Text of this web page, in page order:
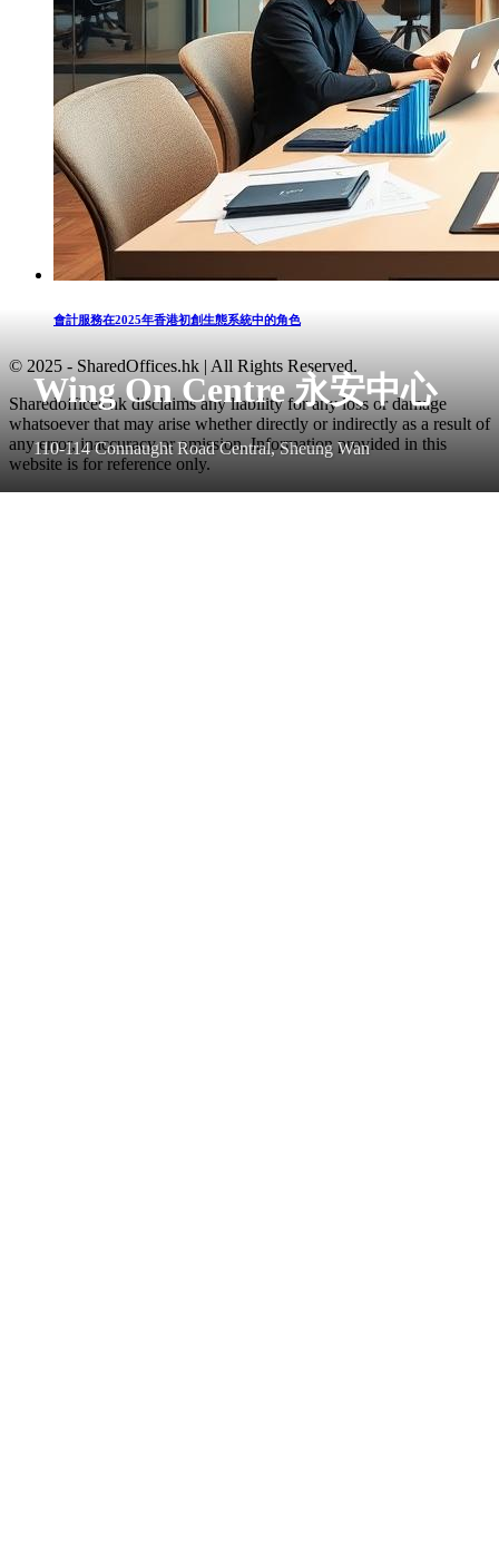
Wing On Centre 永安中心
110-114 Connaught Road Central, Sheung Wan
會計服務在2025年香港初創生態系統中的角色
© 2025 - SharedOffices.hk | All Rights Reserved.
Sharedoffices.hk disclaims any liability for any loss or damage
whatsoever that may arise whether directly or indirectly as a result of
any error, inaccuracy or omission. Information provided in this
website is for reference only.